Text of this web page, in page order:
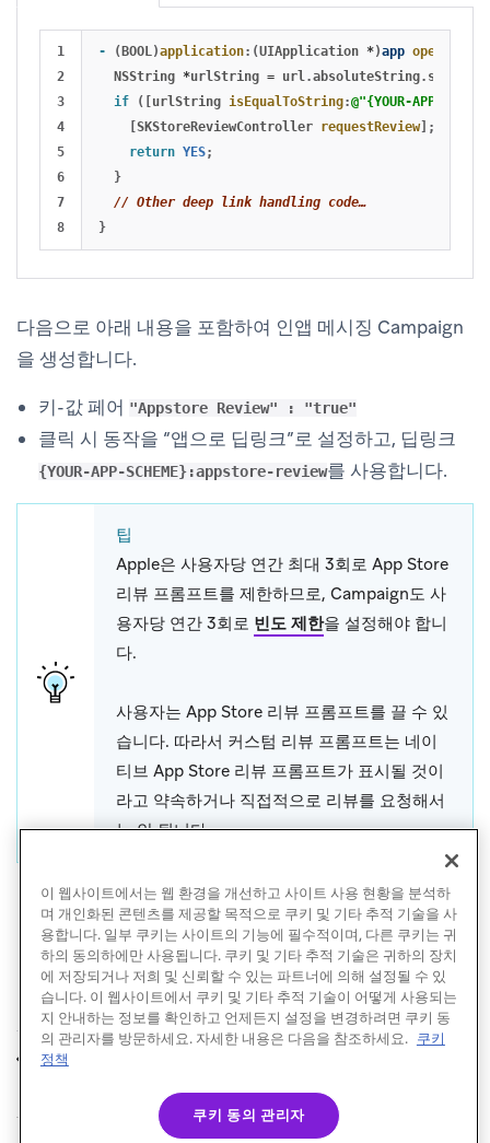
1
2
3
4
5
6
7
- (BOOL )application:(UIApplication *)app openURL
NSString *urlString = url .absoluteString.
if
([urlString isEqualToString:@"{YOUR-APP-
[SKStoreReviewController requestReview];
return YES;
}
// Other deep link handling code…
}
다음으로 아래 내용을 포함하여 인앱 메시징 Campaign
을 생성합니다.
키-값 페어 "Appstore Review" : "true"
클릭 시 동작을 “앱으로 딥링크”로 설정하고, 딥링크
{YOUR-APP-SCHEME}:appstore-review를 사용합니다.
팁
Apple은 사용자당 연간 최대 3회로 App Store
리뷰 프롬프트를 제한하므로, Campaign도 사
용자당 연간 3회로 빈도 제한을 설정해야 합니
다.
사용자는 App Store 리뷰 프롬프트를 끌 수 있
습니다. 따라서 커스텀 리뷰 프롬프트는 네이
티브 App Store 리뷰 프롬프트가 표시될 것이
라고 약속하거나 직접적으로 리뷰를 요청해서
는 안 됩니다.
이전
이 웹사이트에서는 웹 환경을 개선하고 사이트 사용 현황을 분석하
며 개인화된 콘텐츠를 제공할 목적으로 쿠키 및 기타 추적 기술을 사
용합니다. 일부 쿠키는 사이트의 기능에 필수적이며, 다른 쿠키는 귀
하의 동의하에만 사용됩니다. 쿠키 및 기타 추적 기술은 귀하의 장치
에 저장되거나 저희 및 신뢰할 수 있는 파트너에 의해 설정될 수 있
습니다. 이 웹사이트에서 쿠키 및 기타 추적 기술이 어떻게 사용되는
지 안내하는 정보를 확인하고 언제든지 설정을 변경하려면 쿠키 동
의 관리자를 방문하세요. 자세한 내용은 다음을 참조하세요. 쿠키
정책
쿠키 동의 관리자